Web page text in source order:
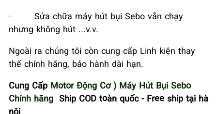
·
Sửa chữa máy hút bụi Sebo vẫn chạy
nhưng không hút ...v.v.
Ngoài ra chúng tôi còn cung cấp Linh kiện thay
thế chính hãng, bảo hành dài hạn.
Cung Cấp Motor Động Cơ ) Máy Hút Bụi Sebo
Chính hãng Ship COD toàn quốc - Free ship tại hà
nội